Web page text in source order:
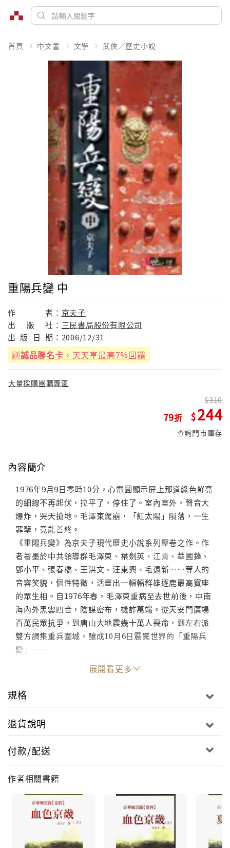
首頁 中文書 文學 武俠／歷史小說
重陽兵變 中
作 者： 京夫子
出
版 社： 三民書局股份有限公司
出 版 日 期： 2006/12/31
刷誠品聯名卡 ，天天享最高7%回饋
大量採購團購專區
79
310
244
查詢門市庫存
內容簡介
1976年9月9日零時10分，心電圖顯示屏上那道綠色鮮亮
的細線不再起伏，拉平了，停住了。室內室外，聲音大
爆炸，哭天搶地。毛澤東駕崩，「紅太陽」隕落，一生
罪孽，竟能善終。
《重陽兵變》為京夫子現代歷史小說系列壓卷之作。作
者著墨於中共領導群毛澤東、葉劍英、江青、華國鋒、
鄧小平、張春橋、王洪文、汪東興、毛遠新……等人的
音容笑貌，個性特徵，活畫出一幅幅群雄逐鹿最高寶座
的眾生相。自1976年春，毛澤東重病至去世前後，中南
海內外黑雲四合，陰謀密布，機詐萬端。從天安門廣場
百萬民眾抗爭，到唐山大地震幾十萬人喪命，到左右派
雙方調集重兵圍城，釀成10月6日震驚世界的「重陽兵
變」……
京夫子筆走龍蛇，慷慨悲歌，一路寫來，讓讀者觀賞現
代歷史大劇，不亦快哉！
■作者簡介
1942年生。祖籍中國湖南，現旅居海外，專事寫作。近
著有《毛澤東和他的女人們》、《北京宰相》、《西苑
展開看更多
規格
退貨說明
付款/配送
作者相關書籍